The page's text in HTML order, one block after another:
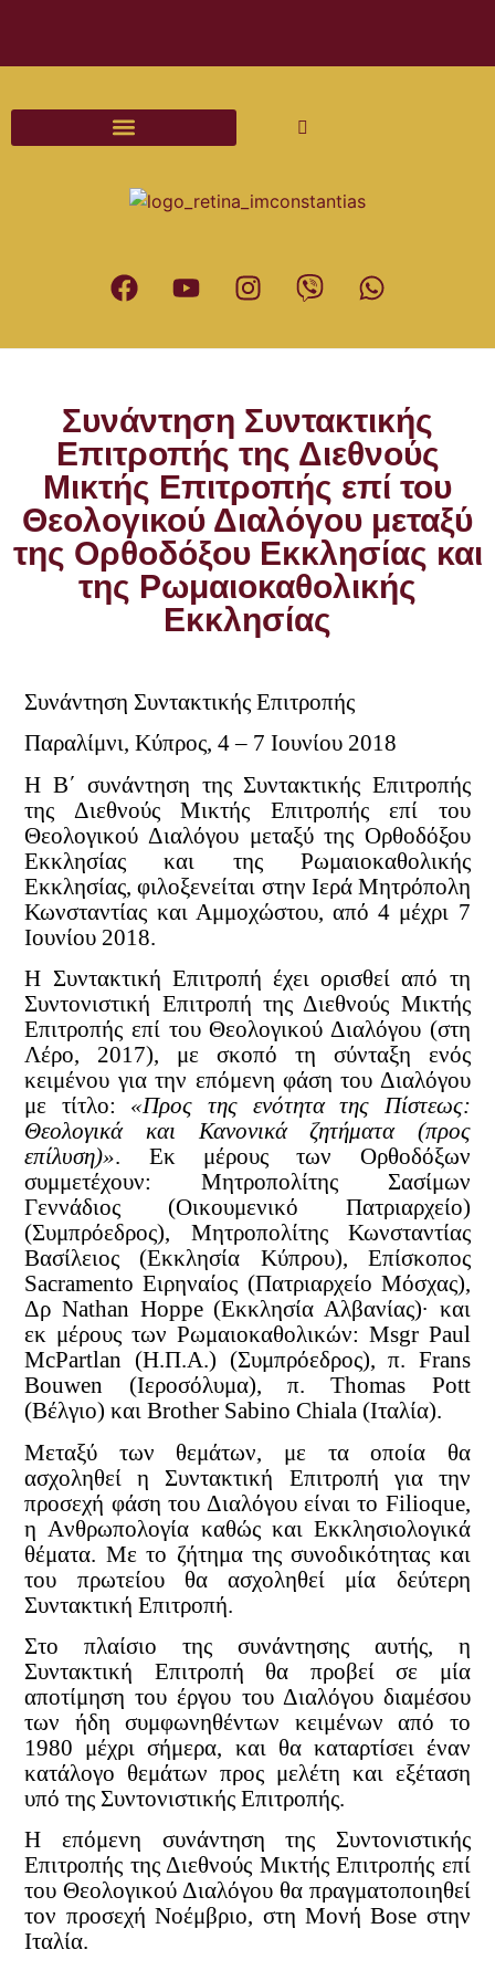
Συνάντηση Συντακτικής
Επιτροπής της Διεθνούς
Μικτής Επιτροπής επί του
Θεολογικού Διαλόγου μεταξύ
της Ορθοδόξου Εκκλησίας και
της Ρωμαιοκαθολικής
Εκκλησίας
Συνάντηση Συντακτικής Επιτροπής
Παραλίμνι, Κύπρος, 4 – 7 Ιουνίου 2018
Η Β΄ συνάντηση της Συντακτικής Επιτροπής
της Διεθνούς Μικτής Επιτροπής επί του
Θεολογικού Διαλόγου μεταξύ της Ορθοδόξου
Εκκλησίας και της Ρωμαιοκαθολικής
Εκκλησίας, φιλοξενείται στην Ιερά Μητρόπολη
Κωνσταντίας και Αμμοχώστου, από 4 μέχρι 7
Ιουνίου 2018.
Η Συντακτική Επιτροπή έχει ορισθεί από τη
Συντονιστική Επιτροπή της Διεθνούς Μικτής
Επιτροπής επί του Θεολογικού Διαλόγου (στη
Λέρο, 2017), με σκοπό τη σύνταξη ενός
κειμένου για την επόμενη φάση του Διαλόγου
με τίτλο: «Προς της ενότητα της Πίστεως:
Θεολογικά και Κανονικά ζητήματα (προς
επίλυση)». Εκ μέρους των Ορθοδόξων
συμμετέχουν: Μητροπολίτης Σασίμων
Γεννάδιος (Οικουμενικό Πατριαρχείο)
(Συμπρόεδρος), Μητροπολίτης Κωνσταντίας
Βασίλειος (Εκκλησία Κύπρου), Επίσκοπος
Sacramento Ειρηναίος (Πατριαρχείο Μόσχας),
Δρ Nathan Hoppe (Εκκλησία Αλβανίας)· και
εκ μέρους των Ρωμαιοκαθολικών: Msgr Paul
McPartlan (Η.Π.Α.) (Συμπρόεδρος), π. Frans
Bouwen (Ιεροσόλυμα), π. Thomas Pott
(Βέλγιο) και Brother Sabino Chiala (Ιταλία).
Μεταξύ των θεμάτων, με τα οποία θα
ασχοληθεί η Συντακτική Επιτροπή για την
προσεχή φάση του Διαλόγου είναι το Filioque,
η Aνθρωπολογία καθώς και Eκκλησιολογικά
θέματα. Με το ζήτημα της συνοδικότητας και
του πρωτείου θα ασχοληθεί μία δεύτερη
Συντακτική Επιτροπή.
Στο πλαίσιο της συνάντησης αυτής, η
Συντακτική Επιτροπή θα προβεί σε μία
αποτίμηση του έργου του Διαλόγου διαμέσου
των ήδη συμφωνηθέντων κειμένων από το
1980 μέχρι σήμερα, και θα καταρτίσει έναν
κατάλογο θεμάτων προς μελέτη και εξέταση
υπό της Συντονιστικής Επιτροπής.
Η επόμενη συνάντηση της Συντονιστικής
Επιτροπής της Διεθνούς Μικτής Επιτροπής επί
του Θεολογικού Διαλόγου θα πραγματοποιηθεί
τον προσεχή Νοέμβριο, στη Μονή Bose στην
Ιταλία.